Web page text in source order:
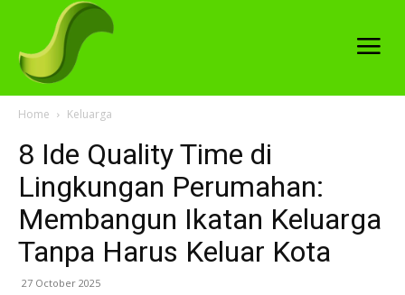
Home Keluarga
8 Ide Quality Time di
Lingkungan Perumahan:
Membangun Ikatan Keluarga
Tanpa Harus Keluar Kota
27 October 2025